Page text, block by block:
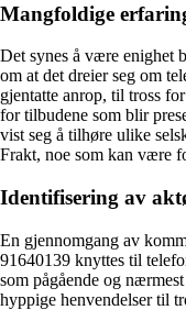
Mangfoldige
Det synes å være enighet
om at det dreier seg om
gjentatte anrop, til tross
for tilbudene som blir
vist seg å tilhøre ulike
Frakt, noe som kan være
Identifisering av
En gjennomgang av
91640139 knyttes til
som pågående og
hyppige henvendelser til